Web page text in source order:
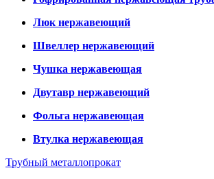
Люк нержавеющий
Швеллер нержавеющий
Чушка нержавеющая
Двутавр нержавеющий
Фольга нержавеющая
Втулка нержавеющая
Трубный металлопрокат